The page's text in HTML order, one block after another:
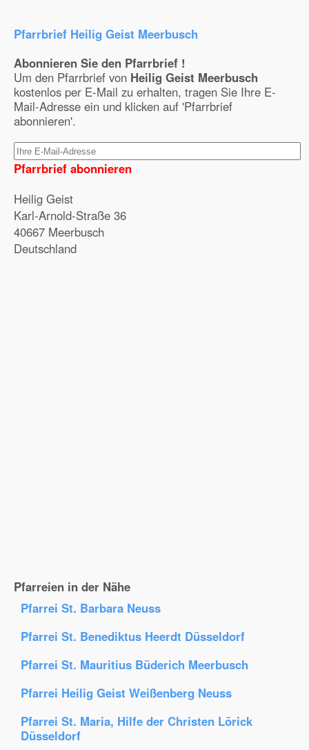
Pfarrbrief Heilig Geist Meerbusch
Abonnieren Sie den Pfarrbrief !
Um den Pfarrbrief von Heilig Geist Meerbusch
kostenlos per E-Mail zu erhalten, tragen Sie Ihre E-
Mail-Adresse ein und klicken auf 'Pfarrbrief
abonnieren'.
Pfarrbrief abonnieren
Heilig Geist
Karl-Arnold-Straße 36
40667 Meerbusch
Deutschland
Pfarreien in der Nähe
Pfarrei St. Barbara Neuss
Pfarrei St. Benediktus Heerdt Düsseldorf
Pfarrei St. Mauritius Büderich Meerbusch
Pfarrei Heilig Geist Weißenberg Neuss
Pfarrei St. Maria, Hilfe der Christen Lörick
Düsseldorf